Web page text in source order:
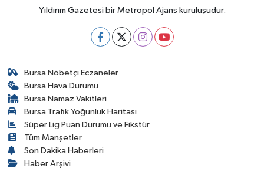
Yıldırım Gazetesi bir Metropol Ajans kuruluşudur.
Bursa Nöbetçi Eczaneler
Bursa Hava Durumu
Bursa Namaz Vakitleri
Bursa Trafik Yoğunluk Haritası
Süper Lig Puan Durumu ve Fikstür
Tüm Manşetler
Son Dakika Haberleri
Haber Arşivi